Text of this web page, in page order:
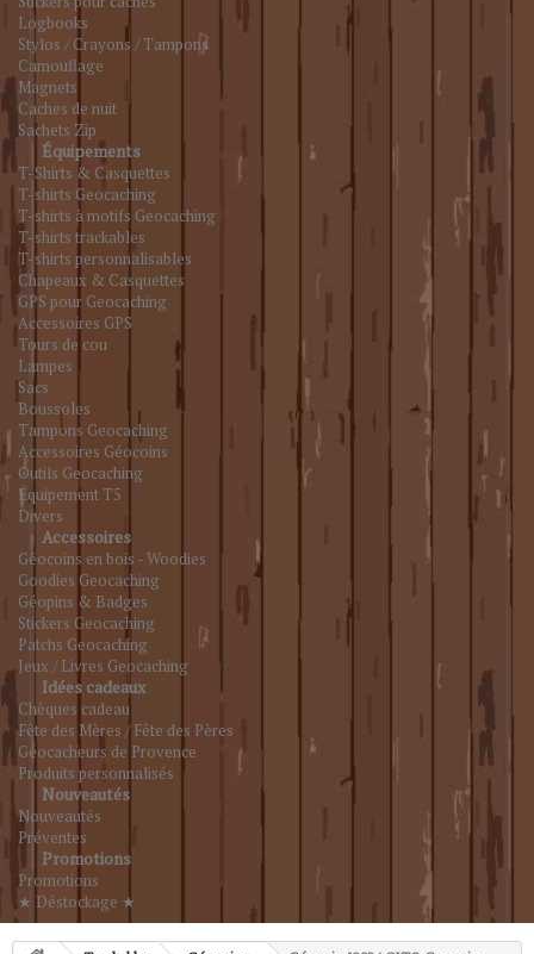
Logbooks
Stylos / Crayons / Tampons
Camouflage
Magnets
Caches de nuit
Sachets Zip
Équipements
T-Shirts & Casquettes
T-shirts Geocaching
T-shirts à motifs Geocaching
T-shirts trackables
T-shirts personnalisables
Chapeaux & Casquettes
GPS pour Geocaching
Accessoires GPS
Tours de cou
Lampes
Sacs
Boussoles
Tampons Geocaching
Accessoires Géocoins
Outils Geocaching
Équipement T5
Divers
Accessoires
Géocoins en bois - Woodies
Goodies Geocaching
Géopins & Badges
Stickers Geocaching
Patchs Geocaching
Jeux / Livres Geocaching
Idées cadeaux
Chèques cadeau
Fête des Mères / Fête des Pères
Géocacheurs de Provence
Produits personnalisés
Nouveautés
Nouveautés
Préventes
Promotions
Promotions
★ Déstockage ★